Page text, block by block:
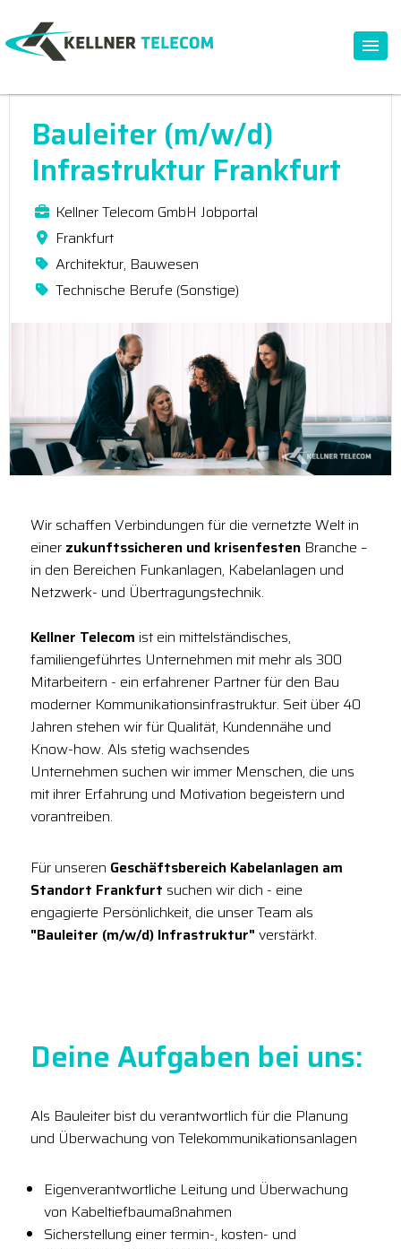
Bauleiter (m/w/d)
Infrastruktur Frankfurt
Kellner Telecom GmbH Jobportal
Frankfurt
Architektur, Bauwesen
Technische Berufe (Sonstige)
Wir schaffen Verbindungen für die vernetzte Welt in
einer zukunftssicheren und krisenfesten Branche –
in den Bereichen Funkanlagen, Kabelanlagen und
Netzwerk- und Übertragungstechnik.
Kellner Telecom ist ein mittelständisches,
familiengeführtes Unternehmen mit mehr als 300
Mitarbeitern - ein erfahrener Partner für den Bau
moderner Kommunikationsinfrastruktur. Seit über 40
Jahren stehen wir für Qualität, Kundennähe und
Know-how. Als stetig wachsendes
Unternehmen suchen wir immer Menschen, die uns
mit ihrer Erfahrung und Motivation begeistern und
vorantreiben.
Für unseren Geschäftsbereich Kabelanlagen am
Standort Frankfurt suchen wir dich - eine
engagierte Persönlichkeit, die unser Team als
"Bauleiter (m/w/d) Infrastruktur" verstärkt.
Deine Aufgaben bei uns:
Als Bauleiter bist du verantwortlich für die Planung
und Überwachung von Telekommunikationsanlagen
Eigenverantwortliche Leitung und Überwachung
von Kabeltiefbaumaßnahmen
Sicherstellung einer termin-, kosten- und